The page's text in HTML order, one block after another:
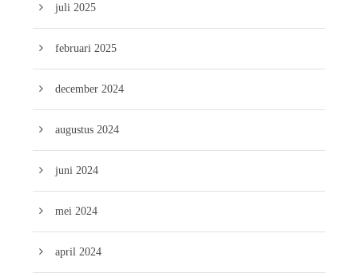
juli 2025
februari 2025
december 2024
augustus 2024
juni 2024
mei 2024
april 2024